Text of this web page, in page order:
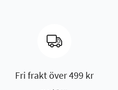
Fri frakt över 499 kr